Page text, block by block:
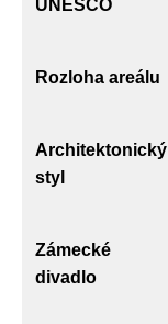
UNESCO
Rozloha areálu
Architektonický
styl
Zámecké
divadlo